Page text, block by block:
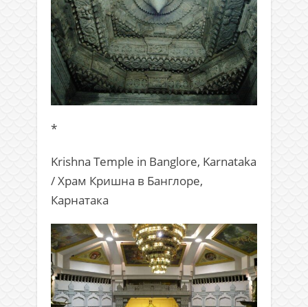
*
Krishna Temple in Banglore, Karnataka
/ Храм Кришна в Банглоре,
Карнатака